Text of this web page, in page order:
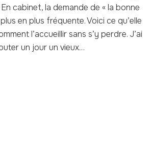
cabinet, la demande de « la bonne
en plus fréquente. Voici ce qu’elle
l’accueillir sans s’y perdre. J’ai
un jour un vieux…